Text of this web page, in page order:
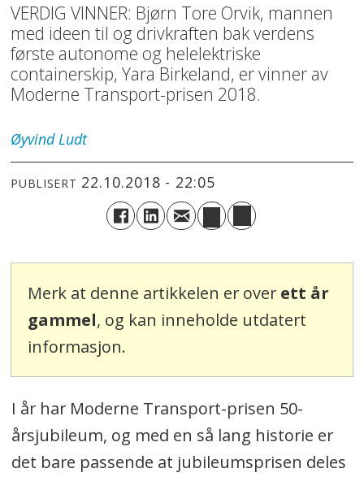
VERDIG VINNER: Bjørn Tore Orvik, mannen
med ideen til og drivkraften bak verdens
første autonome og helelektriske
containerskip, Yara Birkeland, er vinner av
Moderne Transport-prisen 2018.
Øyvind Ludt
PUBLISERT 22.10.2018 - 22:05
Merk at denne artikkelen er over ett år
gammel, og kan inneholde utdatert
informasjon.
I år har Moderne Transport-prisen 50-
årsjubileum, og med en så lang historie er
det bare passende at jubileumsprisen deles